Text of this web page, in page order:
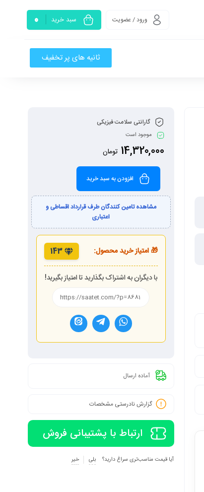
ورود / عضویت سبد خرید 0
ثانیه های پر تخفیف
گارانتی سلامت فیزیکی
موجود است
14,320,000 تومان
افزودن به سبد خرید
مشاهده تامین کنندگان طرف قرارداد اقساطی و
اعتباری
🎁 امتیاز خرید محصول: 143
با دیگران به اشتراک بگذارید تا امتیاز بگیرید!
آماده ارسال
گزارش نادرستی مشخصات
ارتباط با پشتیبانی فروش
آیا قیمت مناسب‌تری سراغ دارید؟ بلی خیر